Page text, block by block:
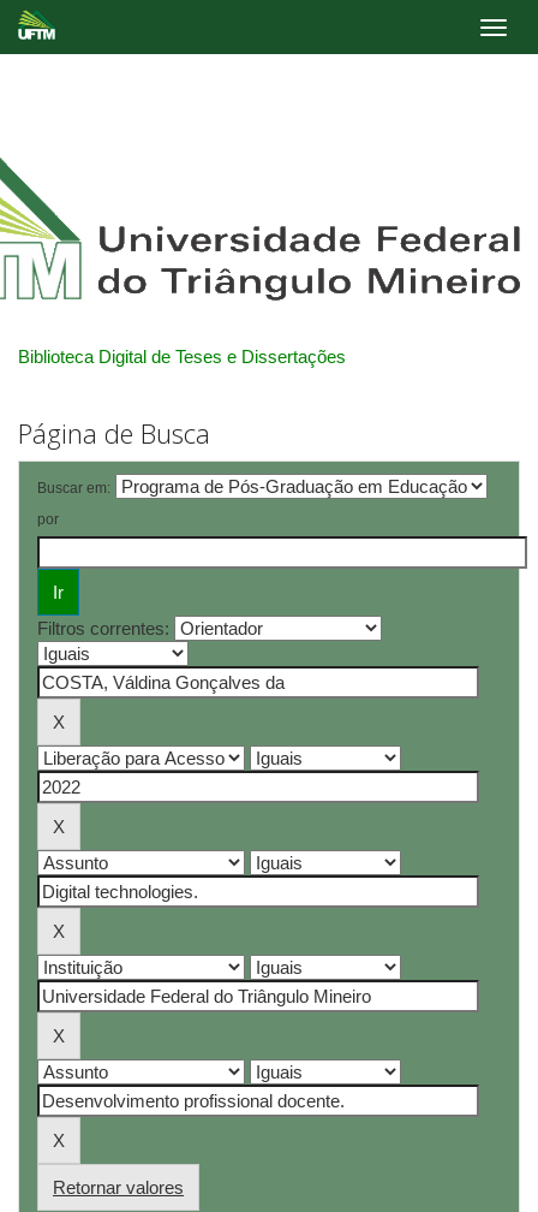
Biblioteca Digital de Teses e Dissertações
Página de Busca
Buscar em:
por
Filtros correntes:
Retornar valores